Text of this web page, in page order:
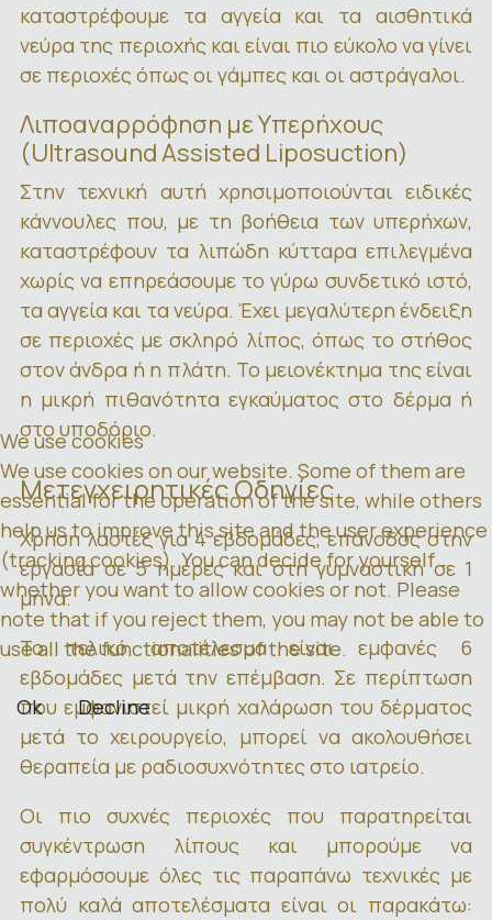
καταστρέφουμε τα αγγεία και τα αισθητικά
νεύρα της περιοχής και είναι πιο εύκολο να γίνει
σε περιοχές όπως οι γάμπες και οι αστράγαλοι.
Λιποαναρρόφηση με Υπερήχους
(Ultrasound Assisted Liposuction)
Στην τεχνική αυτή χρησιμοποιούνται ειδικές
κάννουλες που, με τη βοήθεια των υπερήχων,
καταστρέφουν τα λιπώδη κύτταρα επιλεγμένα
χωρίς να επηρεάσουμε το γύρω συνδετικό ιστό,
τα αγγεία και τα νεύρα. Έχει μεγαλύτερη ένδειξη
σε περιοχές με σκληρό λίπος, όπως το στήθος
στον άνδρα ή η πλάτη. Το μειονέκτημα της είναι
η μικρή πιθανότητα εγκαύματος στο δέρμα ή
στο υποδόριο.
Μετεγχειρητικές Οδηγίες
Χρήση λαστέξ για 4 εβδομάδες, επάνοδος στην
εργασία σε 5 ημέρες και στη γυμναστική σε 1
μήνα.
Το τελικό αποτέλεσμα είναι εμφανές 6
εβδομάδες μετά την επέμβαση. Σε περίπτωση
που εμφανιστεί μικρή χαλάρωση του δέρματος
μετά το χειρουργείο, μπορεί να ακολουθήσει
θεραπεία με ραδιοσυχνότητες στο ιατρείο.
Οι πιο συχνές περιοχές που παρατηρείται
συγκέντρωση λίπους και μπορούμε να
εφαρμόσουμε όλες τις παραπάνω τεχνικές με
πολύ καλά αποτελέσματα είναι οι παρακάτω:
We use cookies
We use cookies on our website. Some of them are
essential for the operation of the site, while others
help us to improve this site and the user experience
(tracking cookies). You can decide for yourself
whether you want to allow cookies or not. Please
note that if you reject them, you may not be able to
use all the functionalities of the site.
Ok Decline